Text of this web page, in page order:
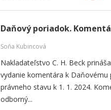
Daňový poriadok.
Soňa Kubincová
Nakladateľstvo C. H. Beck
vydanie komentára k
právneho stavu k 1. 1. 2024.
odborný...